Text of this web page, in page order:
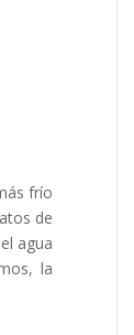
frío
de
agua
la